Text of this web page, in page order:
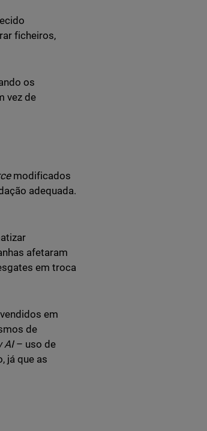
ficheiros,
os
vez de
modificados
adequada.
afetaram
em troca
em
de
AI– uso de
já que as